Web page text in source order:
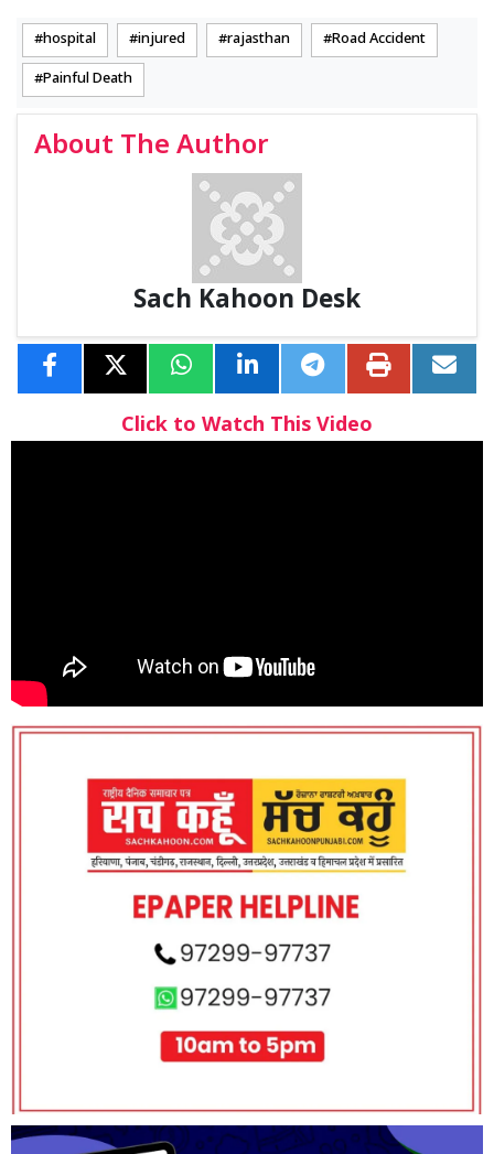
hospital injured rajasthan Road Accident
Painful Death
About The Author
Sach Kahoon Desk
Click to Watch This Video